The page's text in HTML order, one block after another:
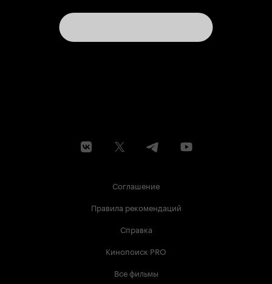
Соглашение
Правила рекомендаций
Справка
Кинопоиск PRO
Все фильмы